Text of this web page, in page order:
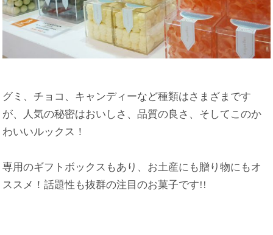
グミ、チョコ、キャンディーなど種類はさまざまです
が、人気の秘密はおいしさ、品質の良さ、そしてこのか
わいいルックス！
専用のギフトボックスもあり、お土産にも贈り物にもオ
ススメ！話題性も抜群の注目のお菓子です!!